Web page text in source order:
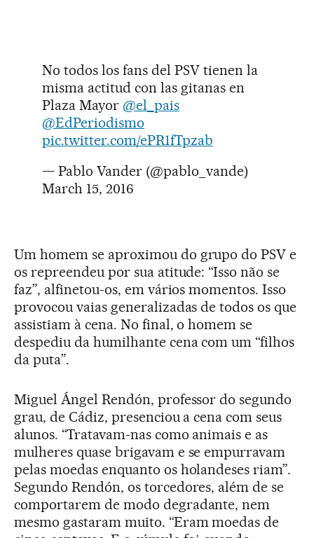
No todos los fans del PSV tienen la
misma actitud con las gitanas en
Plaza Mayor @el_pais
@EdPeriodismo
pic.twitter.com/ePR1fTpzab
— Pablo Vander (@pablo_vande)
March 15, 2016
Um homem se aproximou do grupo do PSV e
os repreendeu por sua atitude: “Isso não se
faz”, alfinetou-os, em vários momentos. Isso
provocou vaias generalizadas de todos os que
assistiam à cena. No final, o homem se
despediu da humilhante cena com um “filhos
da puta”.
Miguel Ángel Rendón, professor do segundo
grau, de Cádiz, presenciou a cena com seus
alunos. “Tratavam-nas como animais e as
mulheres quase brigavam e se empurravam
pelas moedas enquanto os holandeses riam”.
Segundo Rendón, os torcedores, além de se
comportarem de modo degradante, nem
mesmo gastaram muito. “Eram moedas de